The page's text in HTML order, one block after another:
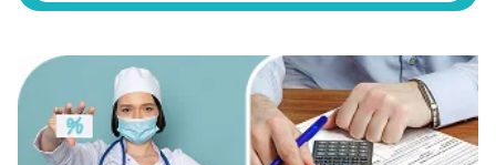
Диагностика алкоголизма
от 750 ₽ Записаться